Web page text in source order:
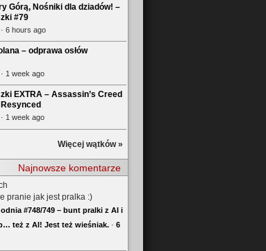
Górą, Nośniki dla dziadów! –
#79
6 hours ago
– odprawa osłów
1 week ago
EXTRA – Assassin’s Creed
1 week ago
Więcej wątków »
Najnowsze komentarze
pranie jak jest pralka :)
#748/749 – bunt pralki z AI i
też z AI! Jest też wieśniak. · 6